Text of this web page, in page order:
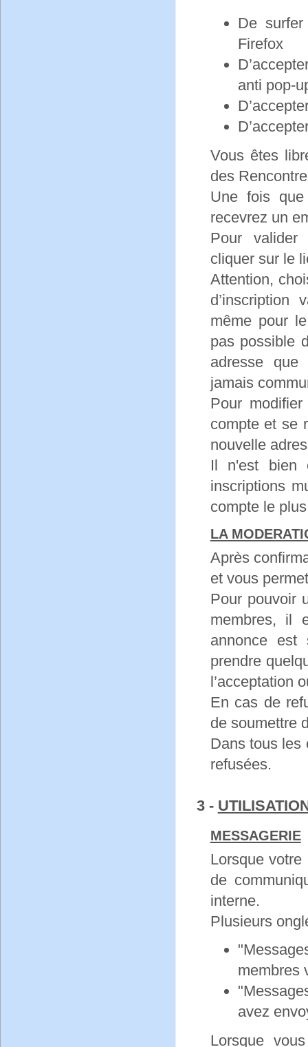
De
Firefox
anti pop-
Vous êtes
des
Une fois
recevrez un
Pour valider
cliquer sur le
Attention,
même pour
pas possible
adresse
jamais
Pour
compte et se
nouvelle
Il n'est bien
inscriptions
compte le
LA
Après
et vous
Pour pouvoir
membres, il
annonce est
prendre
l’acceptation
En cas de
de soumettre
Dans tous les
refusées.
3 -
MESSAGERIE
Lorsque
de
interne.
Plusieurs
membres
avez
Lorsque